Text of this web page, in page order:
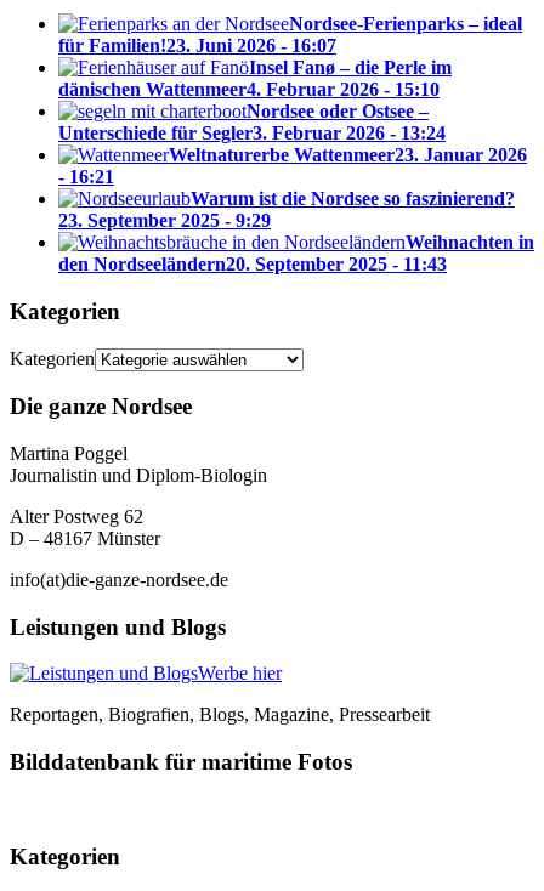
Nordsee-Ferienparks – ideal
für Familien!23. Juni 2026 - 16:07
Insel Fanø – die Perle im
dänischen Wattenmeer4. Februar 2026 - 15:10
Nordsee oder Ostsee –
Unterschiede für Segler3. Februar 2026 - 13:24
Weltnaturerbe Wattenmeer23. Januar 2026
- 16:21
Warum ist die Nordsee so faszinierend?
23. September 2025 - 9:29
Weihnachten in
den Nordseeländern20. September 2025 - 11:43
Kategorien
Kategorien
Die ganze Nordsee
Martina Poggel
Journalistin und Diplom-Biologin
Alter Postweg 62
D – 48167 Münster
info(at)die-ganze-nordsee.de
Leistungen und Blogs
Werbe hier
Reportagen, Biografien, Blogs, Magazine, Pressearbeit
Bilddatenbank für maritime Fotos
Kategorien